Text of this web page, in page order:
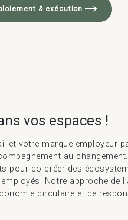
& exécution
vos espaces !
et votre marque employeur
au
pour co-créer des
Notre approche de
circulaire et de